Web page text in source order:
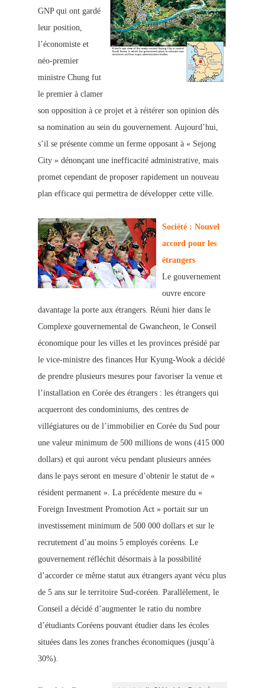
GNP qui ont gardé
leur position,
l’économiste et
néo-premier
ministre Chung fut
le premier à clamer
son opposition à ce projet et à réitérer son opinion dès
sa nomination au sein du gouvernement. Aujourd’hui,
s’il se présente comme un ferme opposant à « Sejong
City » dénonçant une inefficacité administrative, mais
promet cependant de proposer rapidement un nouveau
plan efficace qui permettra de développer cette ville.
Société : Nouvel
accord pour les
étrangers
Le gouvernement
ouvre encore
davantage la porte aux étrangers. Réuni hier dans le
Complexe gouvernemental de Gwancheon, le Conseil
économique pour les villes et les provinces présidé par
le vice-ministre des finances Hur Kyung-Wook a décidé
de prendre plusieurs mesures pour favoriser la venue et
l’installation en Corée des étrangers : les étrangers qui
acquerront des condominiums, des centres de
villégiatures ou de l’immobilier en Corée du Sud pour
une valeur minimum de 500 millions de wons (415 000
dollars) et qui auront vécu pendant plusieurs années
dans le pays seront en mesure d’obtenir le statut de «
résident permanent ». La précédente mesure du «
Foreign Investment Promotion Act » portait sur un
investissement minimum de 500 000 dollars et sur le
recrutement d’au moins 5 employés coréens. Le
gouvernement réfléchit désormais à la possibilité
d’accorder ce même statut aux étrangers ayant vécu plus
de 5 ans sur le territoire Sud-coréen. Parallèlement, le
Conseil a décidé d’augmenter le ratio du nombre
d’étudiants Coréens pouvant étudier dans les écoles
situées dans les zones franches économiques (jusqu’à
30%).